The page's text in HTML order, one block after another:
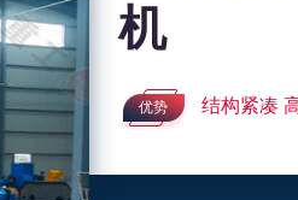
机
优势 结构紧凑